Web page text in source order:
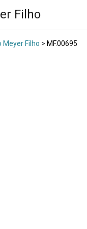
Filho
Meyer Filho > MF.00695